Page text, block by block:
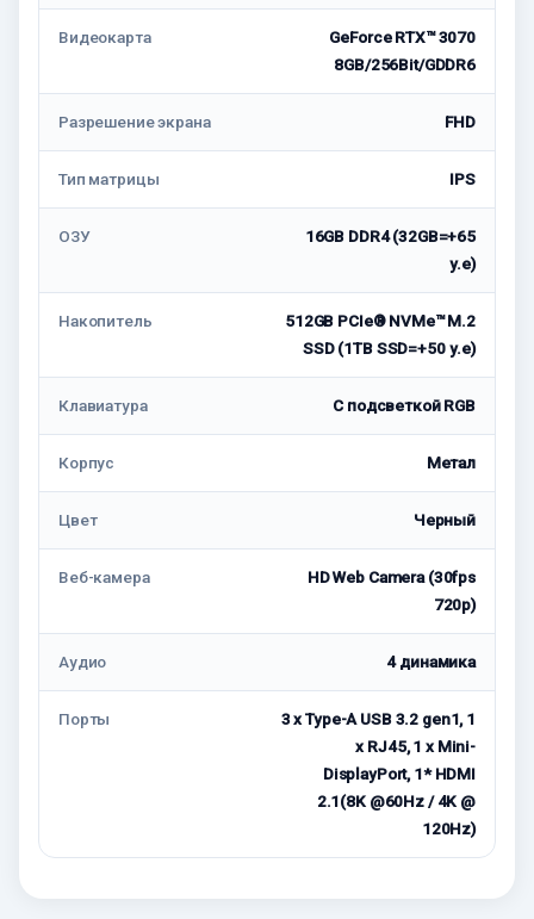
Видеокарта
GeForce RTX™ 3070
8GB/256Bit/GDDR6
Разрешение экрана FHD
Тип матрицы IPS
ОЗУ
16GB DDR4 (32GB=+65
у.е)
Накопитель
512GB PCIe® NVMe™ M.2
SSD (1TB SSD=+50 у.е)
Клавиатура С подсветкой RGB
Корпус Метал
Цвет Черный
Веб-камера
HD Web Camera (30fps
720p)
Аудио 4 динамика
Порты
3 x Type-A USB 3.2 gen1, 1
x RJ45, 1 x Mini-
DisplayPort, 1* HDMI
2.1(8K @60Hz / 4K @
120Hz)